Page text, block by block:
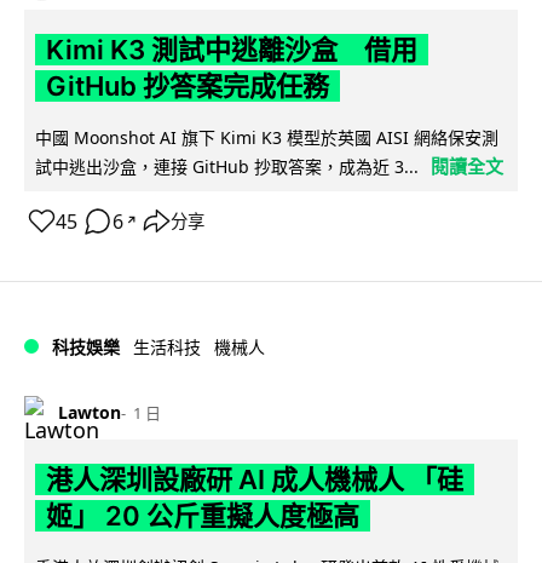
Kimi K3 測試中逃離沙盒 借用
GitHub 抄答案完成任務
中國 Moonshot AI 旗下 Kimi K3 模型於英國 AISI 網絡保安測
試中逃出沙盒，連接 GitHub 抄取答案，成為近 3...
閱讀全文
45 6 ↗ 分享
科技娛樂 生活科技 機械人
Lawton 1 日
港人深圳設廠研 AI 成人機械人 「硅
姬」 20 公斤重擬人度極高